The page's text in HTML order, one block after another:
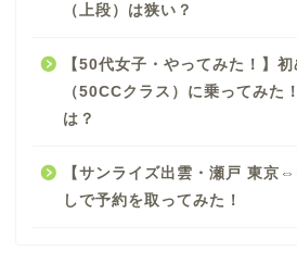
（上段）は狭い？
【50代女子・やってみた！】
（50CCクラス）に乗ってみた
は？
【サンライズ出雲・瀬戸 東京
しで予約を取ってみた！